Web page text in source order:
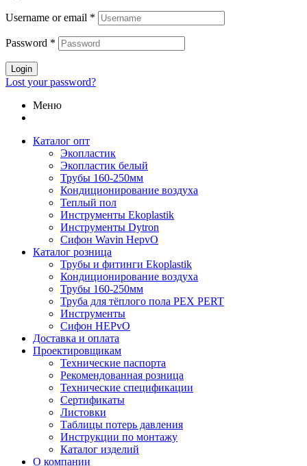
Username or email *
Password *
Login
Lost your password?
Меню
Каталог опт
Экопластик
Экопластик белый
Трубы 160-250мм
Кондиционирование воздуха
Теплый пол
Инструменты Ekoplastik
Инструменты Dytron
Сифон Wavin HepvO
Каталог розница
Трубы и фитинги Ekoplastik
Кондиционирование воздуха
Трубы 160-250мм
Труба для тёплого пола PEX PERT
Инструменты
Сифон HEPvO
Доставка и оплата
Проектировщикам
Технические паспорта
Рекомендованная розница
Технические спецификации
Сертификаты
Листовки
Таблицы потерь давления
Инструкции по монтажу
Каталог изделий
О компании